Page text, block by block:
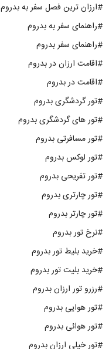
#ارزان ترین فصل سفر به بدروم
#راهنمای سفر به بدروم
#راهنمای سفر بدروم
#اقامت ارزان در بدروم
#اقامت در بدروم
#تور گردشگری بدروم
#تور های گردشگری بدروم
#تور مسافرتی بدروم
#تور لوکس بدروم
#تور تفریحی بدروم
#تور چارتری بدروم
#تور چارتر بدروم
#نرخ تور بدروم
#خرید بلیط تور بدروم
#خرید بلیت تور بدروم
#رزرو تور ارزان بدروم
#تور هوایی بدروم
#تور هوائی بدروم
#تور خیلی ارزان بدروم